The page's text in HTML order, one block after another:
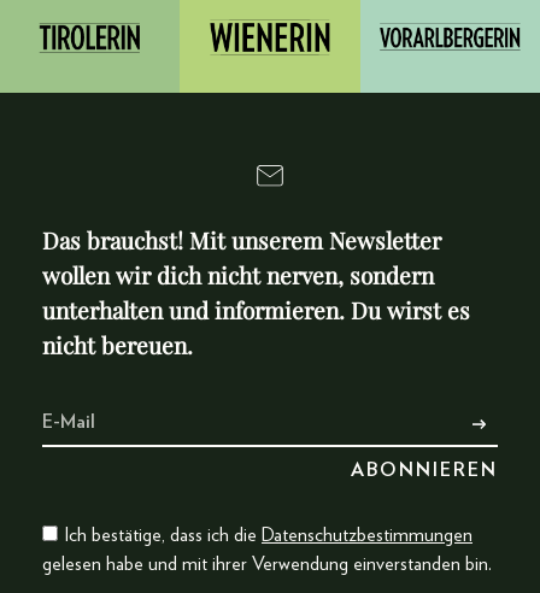
Das brauchst! Mit unserem Newsletter
wollen wir dich nicht nerven, sondern
unterhalten und informieren. Du wirst es
nicht bereuen.
Ich bestätige, dass ich die Datenschutzbestimmungen
gelesen habe und mit ihrer Verwendung einverstanden bin.